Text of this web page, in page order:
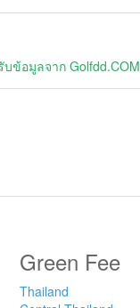
ข้อมูลจาก Golfdd.COM
Green Fee
Thailand